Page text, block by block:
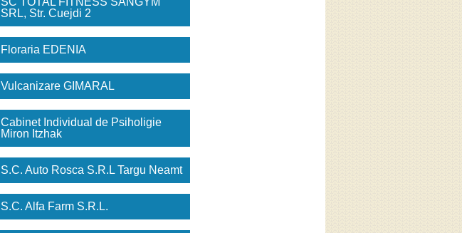
SRL, Str. Cuejdi 2
Floraria EDENIA
Vulcanizare GIMARAL
Cabinet Individual de Psiholigie
Miron Itzhak
S.C. Auto Rosca S.R.L Targu Neamt
S.C. Alfa Farm S.R.L.